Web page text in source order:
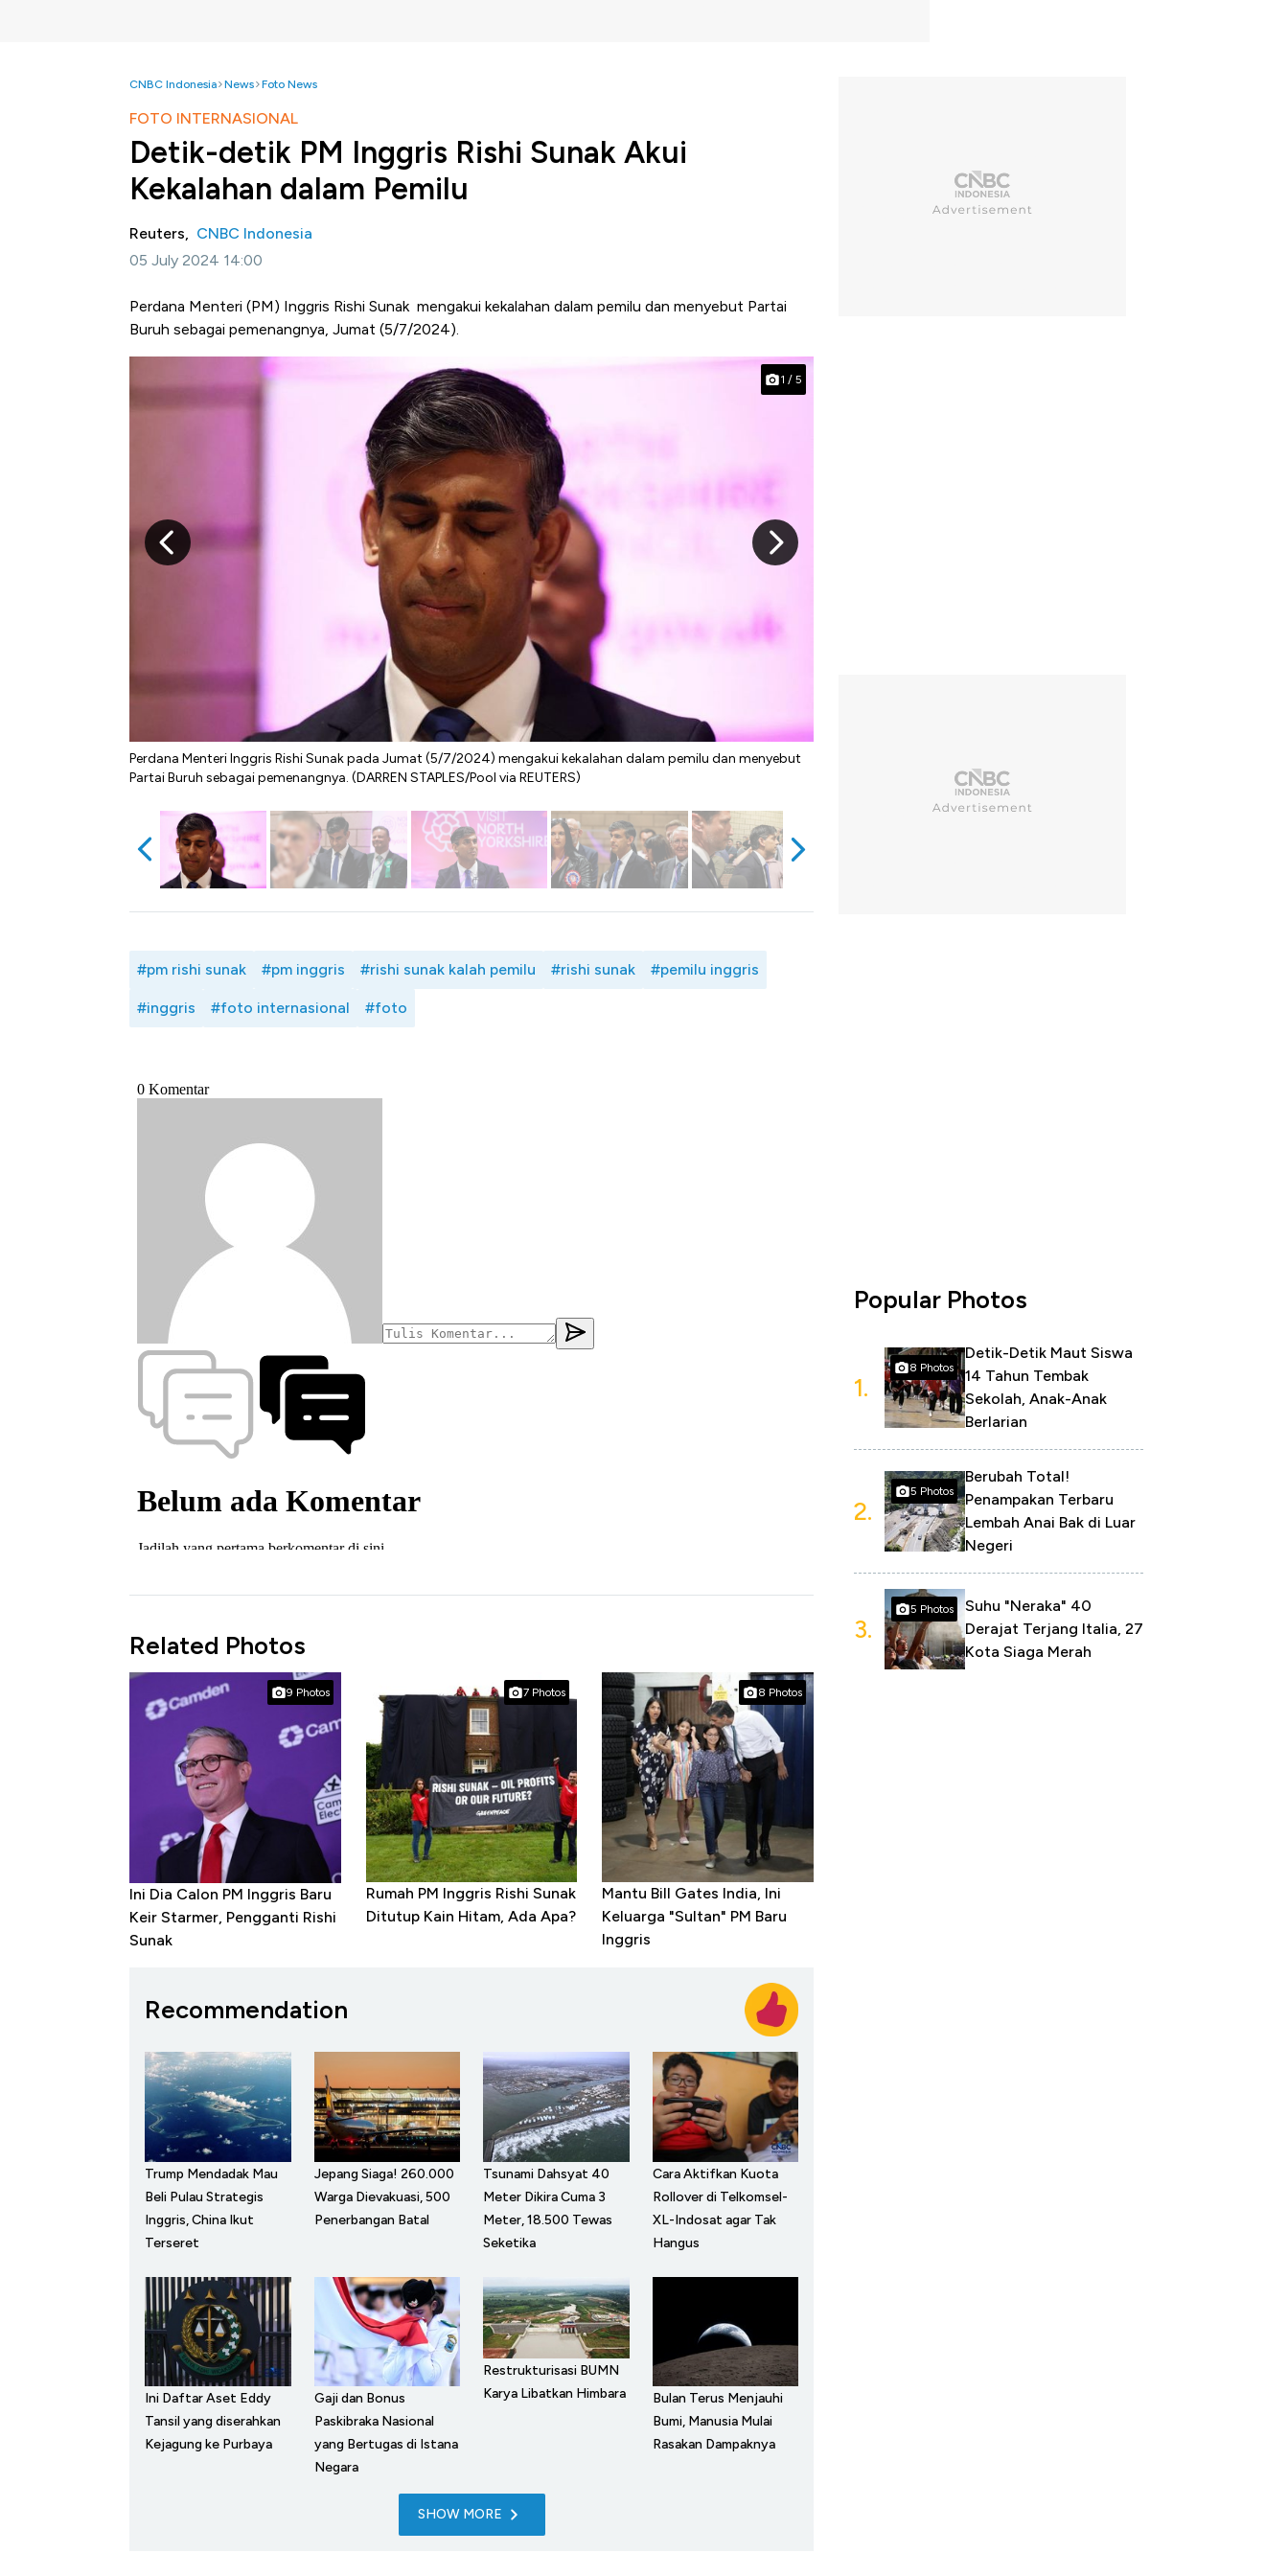
CNBC Indonesia News Foto News
FOTO INTERNASIONAL
Detik-detik PM Inggris Rishi Sunak Akui
Kekalahan dalam Pemilu
Reuters, CNBC Indonesia
05 July 2024 14:00
Perdana Menteri (PM) Inggris Rishi Sunak mengakui kekalahan dalam pemilu dan menyebut Partai
Buruh sebagai pemenangnya, Jumat (5/7/2024).
Perdana Menteri Inggris Rishi Sunak pada Jumat (5/7/2024) mengakui kekalahan dalam pemilu dan menyebut
Partai Buruh sebagai pemenangnya. (DARREN STAPLES/Pool via REUTERS)
ini, jabatan Perdana Menteri akan lepas dari tangan Sunak. (REUTERS/
1 / 5
#pm rishi sunak #pm inggris #rishi sunak kalah pemilu #rishi sunak #pemilu inggris
#inggris #foto internasional #foto
Related Photos
9 Photos
Ini Dia Calon PM Inggris Baru
Keir Starmer, Pengganti Rishi
Sunak
7 Photos
Rumah PM Inggris Rishi Sunak
Ditutup Kain Hitam, Ada Apa?
8 Photos
Mantu Bill Gates India, Ini
Keluarga "Sultan" PM Baru
Inggris
Recommendation
Trump Mendadak Mau
Beli Pulau Strategis
Inggris, China Ikut
Terseret
Jepang Siaga! 260.000
Warga Dievakuasi, 500
Penerbangan Batal
Tsunami Dahsyat 40
Meter Dikira Cuma 3
Meter, 18.500 Tewas
Seketika
Cara Aktifkan Kuota
Rollover di Telkomsel-
XL-Indosat agar Tak
Hangus
Ini Daftar Aset Eddy
Tansil yang diserahkan
Kejagung ke Purbaya
Gaji dan Bonus
Paskibraka Nasional
yang Bertugas di Istana
Negara
Restrukturisasi BUMN
Karya Libatkan Himbara
Bulan Terus Menjauhi
Bumi, Manusia Mulai
Rasakan Dampaknya
SHOW MORE
Popular Photos
1.
8 Photos
Detik-Detik Maut Siswa
14 Tahun Tembak
Sekolah, Anak-Anak
Berlarian
2.
5 Photos
Berubah Total!
Penampakan Terbaru
Lembah Anai Bak di Luar
Negeri
3.
5 Photos
Suhu "Neraka" 40
Derajat Terjang Italia, 27
Kota Siaga Merah